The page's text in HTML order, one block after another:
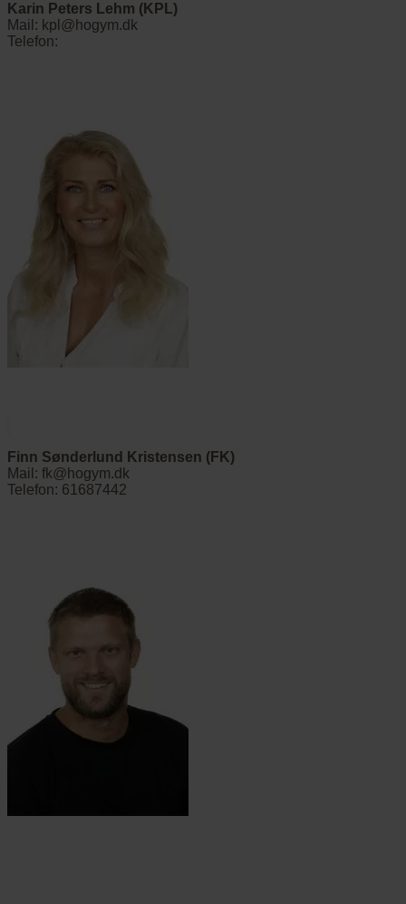
Karin Peters Lehm (KPL)
Mail: kpl@hogym.dk
Telefon:
Finn Sønderlund Kristensen (FK)
Mail: fk@hogym.dk
Telefon: 61687442